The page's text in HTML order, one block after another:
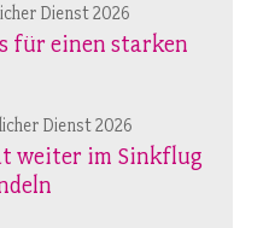
Dienst 2026
für einen starken
Dienst 2026
weiter im Sinkflug